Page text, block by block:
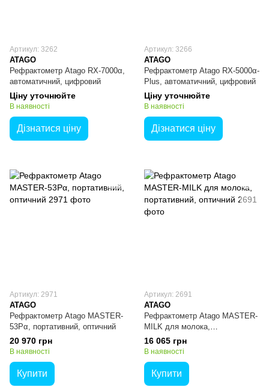
Артикул: 3262
ATAGO
Рефрактометр Atago RX-7000α,
автоматичний, цифровий
Ціну уточнюйте
В наявності
Дізнатися ціну
Артикул: 3266
ATAGO
Рефрактометр Atago RX-5000α-
Plus, автоматичний, цифровий
Ціну уточнюйте
В наявності
Дізнатися ціну
Артикул: 2971
ATAGO
Рефрактометр Atago MASTER-
53Pα, портативний, оптичний
20 970 грн
В наявності
Купити
Артикул: 2691
ATAGO
Рефрактометр Atago MASTER-
MILK для молока,
портативний, оптичний
16 065 грн
В наявності
Купити